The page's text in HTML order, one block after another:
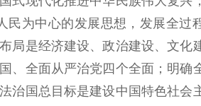
民为中心的发展思想，发展全过
局是经济建设、政治建设、文化
、全面从严治党四个全面；明确
治国总目标是建设中国特色社会